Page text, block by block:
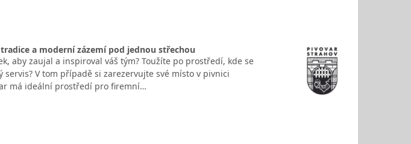
a moderní zázemí pod jednou střechou
aby zaujal a inspiroval váš tým? Toužíte po prostředí, kde se
V tom případě si zarezervujte své místo v pivnici
má ideální prostředí pro firemní…